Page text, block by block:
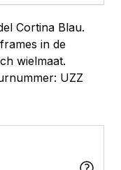
Cortina Blau.
in de
wielmaat.
UZZ